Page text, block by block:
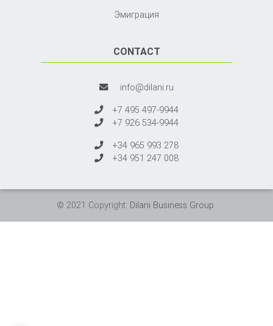
Эмиграция
CONTACT
info@dilani.ru
+7 495 497-9944
+7 926 534-9944
+34 965 993 278
+34 951 247 008
© 2021 Copyright: Dilani Business Group